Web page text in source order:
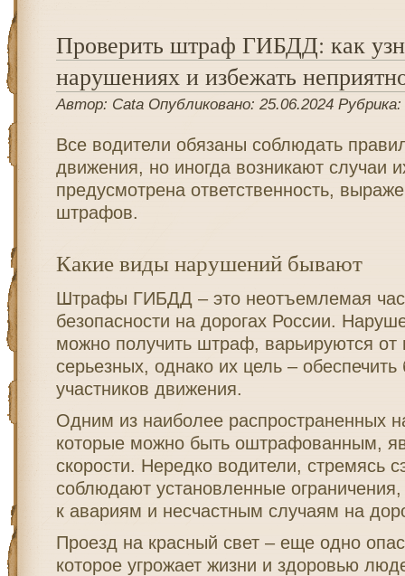
Проверить штраф ГИБДД: как
нарушениях и избежать
Автор: Cata Опубликовано: 25.06.2024 Рубрика:
Все водители обязаны соблюдать
движения, но иногда возникают случаи
предусмотрена ответственность,
штрафов.
Какие виды нарушений бывают
Штрафы ГИБДД – это неотъемлемая
безопасности на дорогах России.
можно получить штраф, варьируются от
серьезных, однако их цель – обеспечить
участников движения.
Одним из наиболее распространенных
которые можно быть оштрафованным,
скорости. Нередко водители, стремясь
соблюдают установленные
к авариям и несчастным случаям на
Проезд на красный свет – еще одно
которое угрожает жизни и здоровью